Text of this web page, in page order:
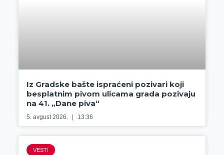
Iz Gradske bašte ispraćeni pozivari koji
besplatnim pivom ulicama grada pozivaju
na 41. „Dane piva“
5. avgust 2026. 13:36
VESTI